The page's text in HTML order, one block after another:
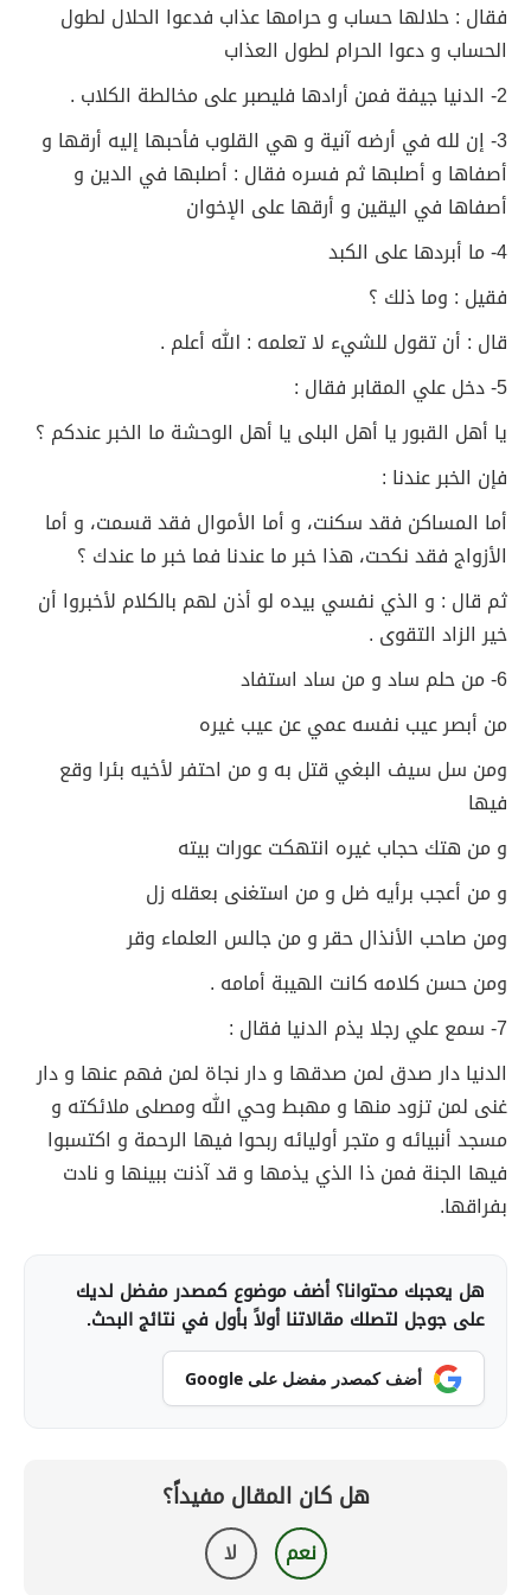
فقال : حلالها حساب و حرامها عذاب فدعوا الحلال لطول
الحساب و دعوا الحرام لطول العذاب
2- الدنيا جيفة فمن أرادها فليصبر على مخالطة الكلاب .
3- إن لله في أرضه آنية و هي القلوب فأحبها إليه أرقها و
أصفاها و أصلبها ثم فسره فقال : أصلبها في الدين و
أصفاها في اليقين و أرقها على الإخوان
4- ما أبردها على الكبد
فقيل : وما ذلك ؟
قال : أن تقول للشيء لا تعلمه : الله أعلم .
5- دخل علي المقابر فقال :
يا أهل القبور يا أهل البلى يا أهل الوحشة ما الخبر عندكم ؟
فإن الخبر عندنا :
أما المساكن فقد سكنت، و أما الأموال فقد قسمت، و أما
الأزواج فقد نكحت، هذا خبر ما عندنا فما خبر ما عندك ؟
ثم قال : و الذي نفسي بيده لو أذن لهم بالكلام لأخبروا أن
خير الزاد التقوى .
6- من حلم ساد و من ساد استفاد
من أبصر عيب نفسه عمي عن عيب غيره
ومن سل سيف البغي قتل به و من احتفر لأخيه بئرا وقع
فيها
و من هتك حجاب غيره انتهكت عورات بيته
و من أعجب برأيه ضل و من استغنى بعقله زل
ومن صاحب الأنذال حقر و من جالس العلماء وقر
ومن حسن كلامه كانت الهيبة أمامه .
7- سمع علي رجلا يذم الدنيا فقال :
الدنيا دار صدق لمن صدقها و دار نجاة لمن فهم عنها و دار
غنى لمن تزود منها و مهبط وحي الله ومصلى ملائكته و
مسجد أنبيائه و متجر أوليائه ربحوا فيها الرحمة و اكتسبوا
فيها الجنة فمن ذا الذي يذمها و قد آذنت ببينها و نادت
بفراقها.
هل يعجبك محتوانا؟ أضف موضوع كمصدر مفضل لديك
على جوجل لتصلك مقالاتنا أولاً بأول في نتائج البحث.
أضف كمصدر مفضل على Google
هل كان المقال مفيداً؟
نعم لا